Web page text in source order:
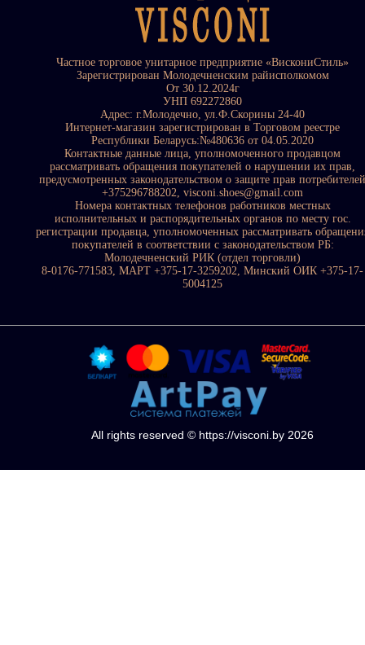
Частное торговое унитарное предприятие «ВискониСтиль»
Зарегистрирован Молодечненским райисполкомом
От 30.12.2024г
УНП 692272860
Адрес: г.Молодечно, ул.Ф.Скорины 24-40
Интернет-магазин зарегистрирован в Торговом реестре
Республики Беларусь:№480636 от 04.05.2020
Контактные данные лица, уполномоченного продавцом
рассматривать обращения покупателей о нарушении их прав,
предусмотренных законодательством о защите прав потребителей
+375296788202, visconi.shoes@gmail.com
Номера контактных телефонов работников местных
исполнительных и распорядительных органов по месту гос.
регистрации продавца, уполномоченных рассматривать
покупателей в соответствии с законодательством РБ:
Молодечненский РИК (отдел торговли)
8-0176-771583, МАРТ +375-17-3259202, Минский ОИК +375-17-
5004125
All rights reserved © https://visconi.by 2026